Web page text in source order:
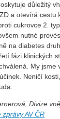
důležitý
a otevírá cestu
cukrovce 2.
nutné
na diabetes
fázi klinických
My jsme
Neničí
Divize
zprávy AV ČR